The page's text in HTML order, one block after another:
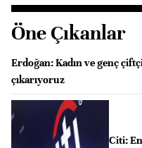
Öne Çıkanlar
Erdoğan: Kadın ve genç
çıkarıyoruz
Citi: